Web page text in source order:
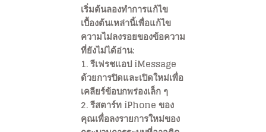
เริ่มต้นลองทำการแก้ไข
เบื้องต้นเหล่านี้เพื่อแก้ไข
ความไม่ลงรอยของข้อความ
ที่ยังไม่ได้อ่าน:
1. รีเฟรชแอป iMessage
ด้วยการปิดและเปิดใหม่เพื่อ
เคลียร์ข้อบกพร่องเล็ก ๆ
2. รีสตาร์ท iPhone ของ
คุณเพื่อลงรายการใหม่ของ